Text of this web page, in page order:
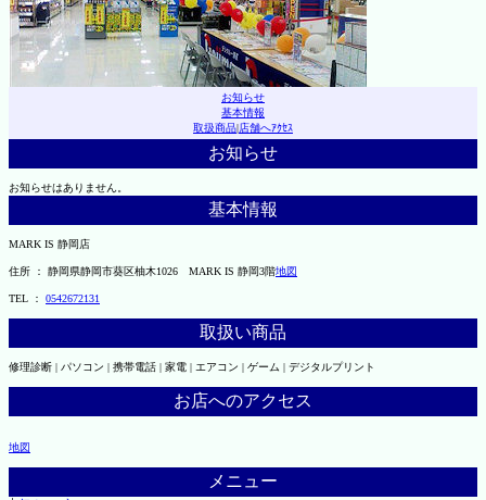
お知らせ
基本情報
取扱商品|店舗へｱｸｾｽ
お知らせ
お知らせはありません。
基本情報
MARK IS 静岡店
住所 ： 静岡県静岡市葵区柚木1026 MARK IS 静岡3階地図
TEL ： 0542672131
取扱い商品
修理診断 | パソコン | 携帯電話 | 家電 | エアコン | ゲーム | デジタルプリント
お店へのアクセス
地図
メニュー